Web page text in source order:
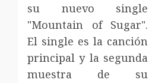
su nuevo single
"Mountain of Sugar".
El single es la canción
principal y la segunda
muestra de su